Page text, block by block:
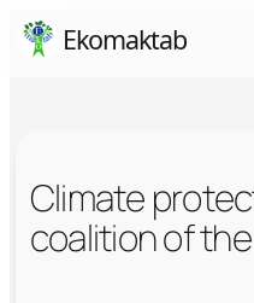
Skip Ekomaktab
Climate
coalition of the